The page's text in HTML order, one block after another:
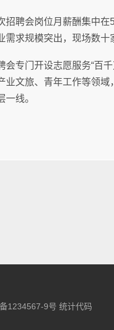
招聘会岗位月薪酬集中
需求规模突出，现场数
会专门开设志愿服务“百
业文旅、青年工作等领
一线。
1234567-9号 统计代码